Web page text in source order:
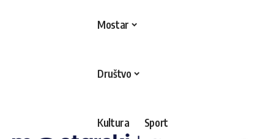
Mostar
Društvo
Kultura Sport